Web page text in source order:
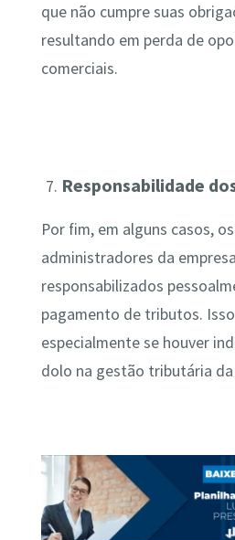
que não cumpre suas
resultando em perda de
comerciais.
Responsabilidade
Por fim, em alguns casos,
administradores da
responsabilizados
pagamento de tributos.
especialmente se houver
dolo na gestão tributária da